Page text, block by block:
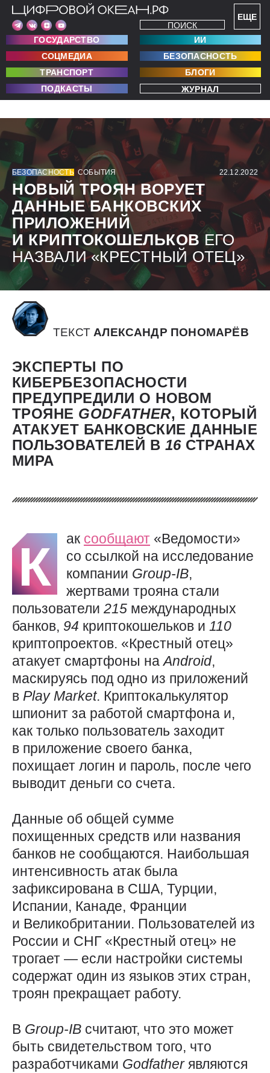
ЕЩЕ
ПОИСК
ГОСУДАРСТВО
ИИ
СОЦМЕДИА
БЕЗОПАСНОСТЬ
ТРАНСПОРТ
БЛОГИ
ПОДКАСТЫ
ЖУРНАЛ
БЕЗОПАСНОСТЬ СОБЫТИЯ 22.12.2022
НОВЫЙ ТРОЯН ВОРУЕТ
ДАННЫЕ БАНКОВСКИХ
ПРИЛОЖЕНИЙ
И КРИПТОКОШЕЛЬКОВ ЕГО
НАЗВАЛИ «КРЕСТНЫЙ ОТЕЦ»
ТЕКСТ АЛЕКСАНДР ПОНОМАРЁВ
ЭКСПЕРТЫ ПО
КИБЕРБЕЗОПАСНОСТИ
ПРЕДУПРЕДИЛИ О НОВОМ
ТРОЯНЕ GODFATHER, КОТОРЫЙ
АТАКУЕТ БАНКОВСКИЕ ДАННЫЕ
ПОЛЬЗОВАТЕЛЕЙ В 16 СТРАНАХ
МИРА
К ак сообщают «Ведомости»
со ссылкой на исследование
компании Group-IB,
жертвами трояна стали
пользователи 215 международных
банков, 94 криптокошельков и 110
криптопроектов. «Крестный отец»
атакует смартфоны наAndroid,
маскируясь под одно из приложений
в Play Market. Криптокалькулятор
шпионит за работой смартфона и,
как только пользователь заходит
в приложение своего банка,
похищает логин и пароль, после чего
выводит деньги со счета.
Данные об общей сумме
похищенных средств или названия
банков не сообщаются. Наибольшая
интенсивность атак была
зафиксирована в США, Турции,
Испании, Канаде, Франции
и Великобритании. Пользователей из
России и СНГ «Крестный отец» не
трогает — если настройки системы
содержат один из языков этих стран,
троян прекращает работу.
В Group-IB считают, что это может
быть свидетельством того, что
разработчиками Godfather являются